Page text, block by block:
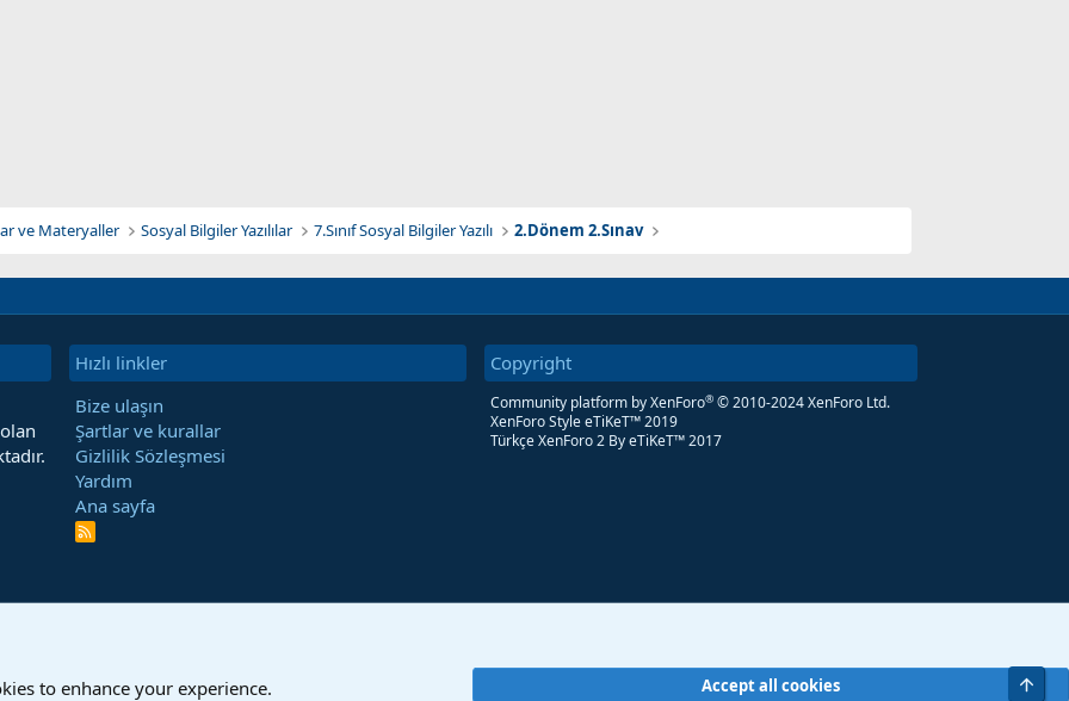
ve Materyaller Sosyal Bilgiler Yazılılar 7.Sınıf Sosyal Bilgiler Yazılı 2.Dönem 2.Sınav
Hızlı linkler
Bize ulaşın
Şartlar ve kurallar
Gizlilik Sözleşmesi
Yardım
Ana sayfa
R
Copyright
Community platform by XenForo® © 2010-2024 XenForo Ltd.
XenForo Style eTiKeT™ 2019
Türkçe XenForo 2By eTiKeT™ 2017
to enhance your experience. Accept all cookies